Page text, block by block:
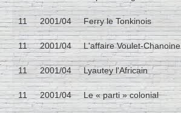
11 2001/04 Ferry le Tonkinois
11 2001/04 L'affaire Voulet-Chanoine
11 2001/04 Lyautey l'Africain
11 2001/04 Le « parti » colonial